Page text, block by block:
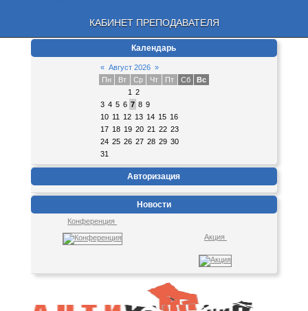
КАБИНЕТ ПРЕПОДАВАТЕЛЯ
Календарь
« Август 2026 »
Пн
Вт Ср Чт Пт Сб
Вс
1 2
3 4 5 6 7 8 9
10 11 12 13 14 15 16
17 18 19 20 21 22 23
24 25 26 27 28 29 30
31
Авторизация
Новости
Конференция
Акция